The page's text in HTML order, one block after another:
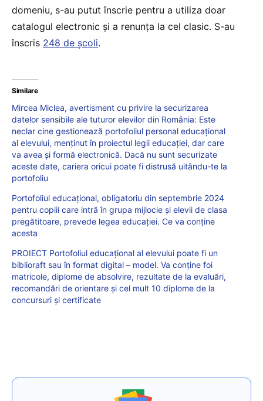
domeniu, s-au putut înscrie pentru a utiliza doar
catalogul electronic și a renunța la cel clasic. S-au
înscris 248 de școli.
Similare
Mircea Miclea, avertisment cu privire la securizarea
datelor sensibile ale tuturor elevilor din România: Este
neclar cine gestionează portofoliul personal educațional
al elevului, menținut în proiectul legii educației, dar care
va avea și formă electronică. Dacă nu sunt securizate
aceste date, cariera oricui poate fi distrusă uitându-te la
portofoliu
Portofoliul educațional, obligatoriu din septembrie 2024
pentru copiii care intră în grupa mijlocie și elevii de clasa
pregătitoare, prevede legea educației. Ce va conține
acesta
PROIECT Portofoliul educațional al elevului poate fi un
biblioraft sau în format digital – model. Va conține foi
matricole, diplome de absolvire, rezultate de la evaluări,
recomandări de orientare și cel mult 10 diplome de la
concursuri și certificate